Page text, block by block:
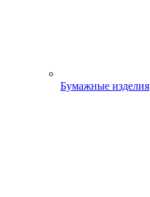
Бумажные изделия